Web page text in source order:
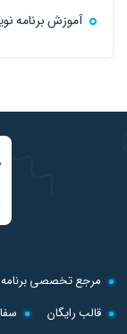
آموزش برنامه
مرجع تخصصی
قالب رایگان